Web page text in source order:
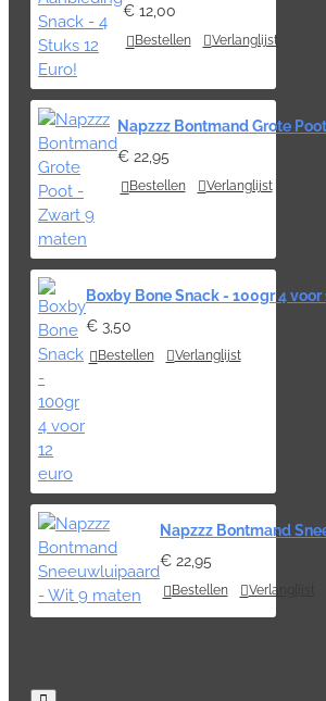
€ 12,00
Bestellen Verlanglijst
Napzzz Bontmand Grote
€ 22,95
Bestellen Verlanglijst
Boxby Bone Snack - 100gr 4 voor
€ 3,50
Bestellen Verlanglijst
Napzzz Bontmand
€ 22,95
Bestellen Verlanglijst